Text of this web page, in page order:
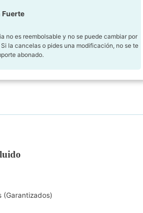
Fuerte
no es reembolsable y no se puede cambiar por
la cancelas o pides una modificación, no se te
abonado.
(Garantizados)